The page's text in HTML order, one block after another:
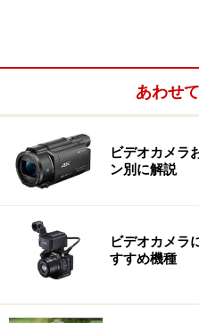
あわせ
ビデオカメラ
ン別に解説
ビデオカメラ
すすめ機種